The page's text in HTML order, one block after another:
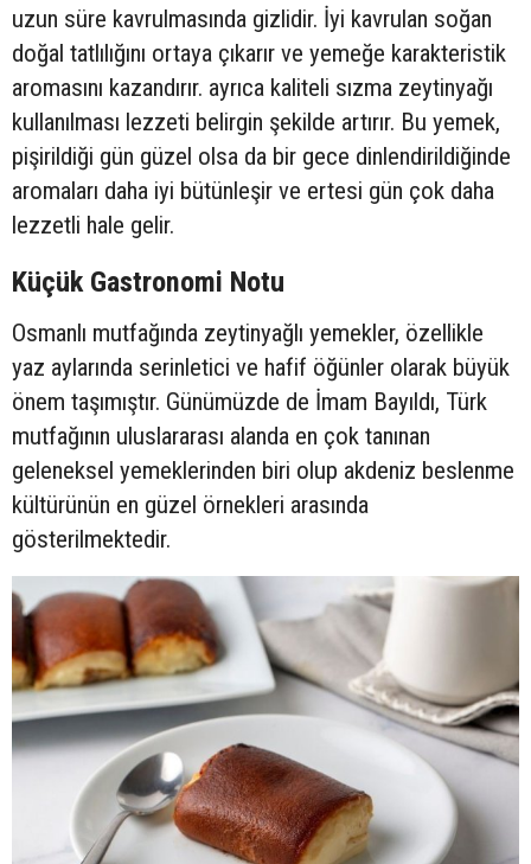
uzun süre kavrulmasında gizlidir. İyi kavrulan soğan
doğal tatlılığını ortaya çıkarır ve yemeğe karakteristik
aromasını kazandırır. ayrıca kaliteli sızma zeytinyağı
kullanılması lezzeti belirgin şekilde artırır. Bu yemek,
pişirildiği gün güzel olsa da bir gece dinlendirildiğinde
aromaları daha iyi bütünleşir ve ertesi gün çok daha
lezzetli hale gelir.
Küçük Gastronomi Notu
Osmanlı mutfağında zeytinyağlı yemekler, özellikle
yaz aylarında serinletici ve hafif öğünler olarak büyük
önem taşımıştır. Günümüzde de İmam Bayıldı, Türk
mutfağının uluslararası alanda en çok tanınan
geleneksel yemeklerinden biri olup akdeniz beslenme
kültürünün en güzel örnekleri arasında
gösterilmektedir.